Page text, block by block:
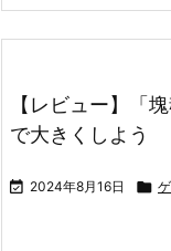
【レビュー】「
で大きくしよう
 2024年8月16日 